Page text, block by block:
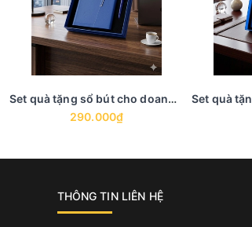
Set quà tặng sổ bút cho doanh nghiệp - GS 8
290.000₫
THÔNG TIN LIÊN HỆ